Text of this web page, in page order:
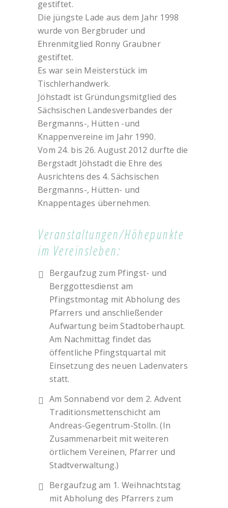
gestiftet.
Die jüngste Lade aus dem Jahr 1998
wurde von Bergbruder und
Ehrenmitglied Ronny Graubner
gestiftet.
Es war sein Meisterstück im
Tischlerhandwerk.
Jöhstadt ist Gründungsmitglied des
Sächsischen Landesverbandes der
Bergmanns-, Hütten -und
Knappenvereine im Jahr 1990.
Vom 24. bis 26. August 2012 durfte die
Bergstadt Jöhstadt die Ehre des
Ausrichtens des 4. Sächsischen
Bergmanns-, Hütten- und
Knappentages übernehmen.
Veranstaltungen/Höhepunkte
im Vereinsleben:
Bergaufzug zum Pfingst- und
Berggottesdienst am
Pfingstmontag mit Abholung des
Pfarrers und anschließender
Aufwartung beim Stadtoberhaupt.
Am Nachmittag findet das
öffentliche Pfingstquartal mit
Einsetzung des neuen Ladenvaters
statt.
Am Sonnabend vor dem 2. Advent
Traditionsmettenschicht am
Andreas-Gegentrum-Stolln. (In
Zusammenarbeit mit weiteren
örtlichem Vereinen, Pfarrer und
Stadtverwaltung.)
Bergaufzug am 1. Weihnachtstag
mit Abholung des Pfarrers zum